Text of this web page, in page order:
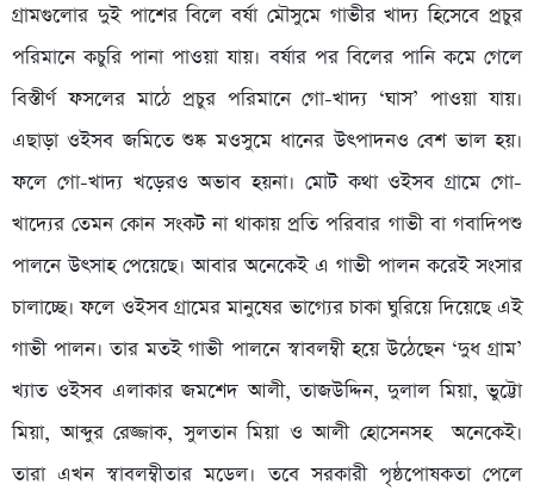
গ্রামগুলোর দুই পাশের বিলে বর্ষা মৌসুমে গাভীর খাদ্য হিসেবে প্রচুর
পরিমানে কচুরি পানা পাওয়া যায়। বর্ষার পর বিলের পানি কমে গেলে
বিস্তীর্ণ ফসলের মাঠে প্রচুর পরিমানে গো-খাদ্য ‘ঘাস’ পাওয়া যায়।
এছাড়া ওইসব জমিতে শুষ্ক মওসুমে ধানের উৎপাদনও বেশ ভাল হয়।
ফলে গো-খাদ্য খড়েরও অভাব হয়না। মোট কথা ওইসব গ্রামে গো-
খাদ্যের তেমন কোন সংকট না থাকায় প্রতি পরিবার গাভী বা গবাদিপশু
পালনে উৎসাহ পেয়েছে। আবার অনেকেই এ গাভী পালন করেই সংসার
চালাচ্ছে। ফলে ওইসব গ্রামের মানুষের ভাগ্যের চাকা ঘুরিয়ে দিয়েছে এই
গাভী পালন। তার মতই গাভী পালনে স্বাবলম্বী হয়ে উঠেছেন ‘দুধ গ্রাম’
খ্যাত ওইসব এলাকার জমশেদ আলী, তাজউদ্দিন, দুলাল মিয়া, ভুট্টো
মিয়া, আব্দুর রেজ্জাক, সুলতান মিয়া ও আলী হোসেনসহ অনেকেই।
তারা এখন স্বাবলম্বীতার মডেল। তবে সরকারী পৃষ্ঠপোষকতা পেলে